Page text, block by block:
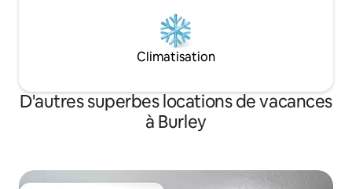
Climatisation
D'autres superbes locations de vacances
à Burley